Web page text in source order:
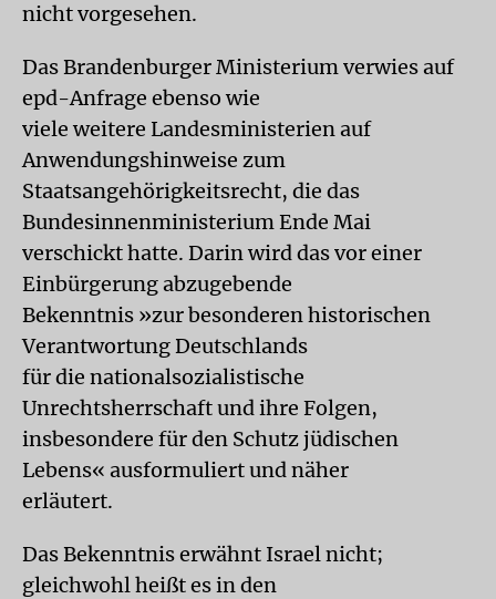
nicht vorgesehen.
Das Brandenburger Ministerium verwies auf
epd-Anfrage ebenso wie
viele weitere Landesministerien auf
Anwendungshinweise zum
Staatsangehörigkeitsrecht, die das
Bundesinnenministerium Ende Mai
verschickt hatte. Darin wird das vor einer
Einbürgerung abzugebende
Bekenntnis »zur besonderen historischen
Verantwortung Deutschlands
für die nationalsozialistische
Unrechtsherrschaft und ihre Folgen,
insbesondere für den Schutz jüdischen
Lebens« ausformuliert und näher
erläutert.
Das Bekenntnis erwähnt Israel nicht;
gleichwohl heißt es in den